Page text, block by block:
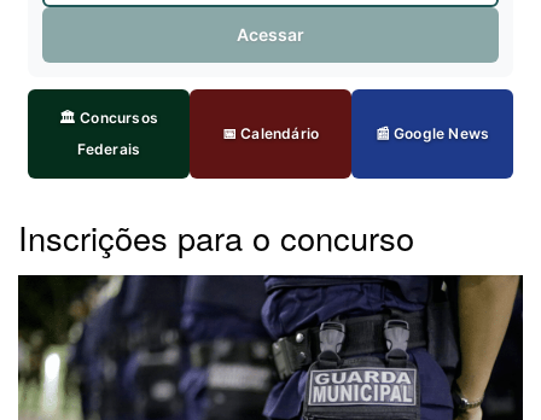
Acessar
🏛️ Concursos
Federais
📅 Calendário 📰 Google News
Inscrições para o concurso